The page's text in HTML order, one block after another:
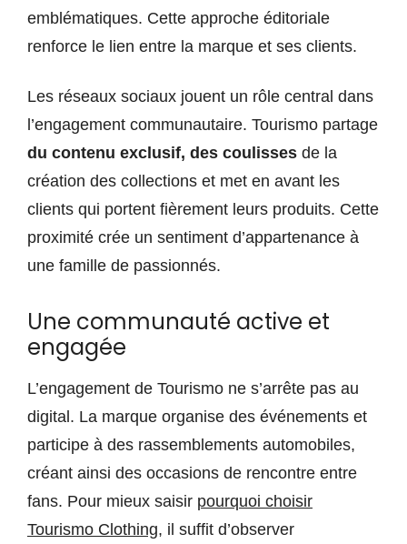
emblématiques. Cette approche éditoriale
renforce le lien entre la marque et ses clients.
Les réseaux sociaux jouent un rôle central dans
l’engagement communautaire. Tourismo partage
du contenu exclusif, des coulisses de la
création des collections et met en avant les
clients qui portent fièrement leurs produits. Cette
proximité crée un sentiment d’appartenance à
une famille de passionnés.
Une communauté active et
engagée
L’engagement de Tourismo ne s’arrête pas au
digital. La marque organise des événements et
participe à des rassemblements automobiles,
créant ainsi des occasions de rencontre entre
fans. Pour mieux saisir pourquoi choisir
Tourismo Clothing, il suffit d’observer